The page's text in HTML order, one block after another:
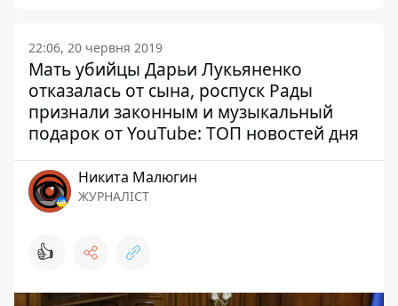
22:06, 20 червня 2019
Мать убийцы Дарьи Лукьяненко
отказалась от сына, роспуск Рады
признали законным и музыкальный
подарок от YouTube: ТОП новостей дня
Никита Малюгин
ЖУРНАЛІСТ
👍